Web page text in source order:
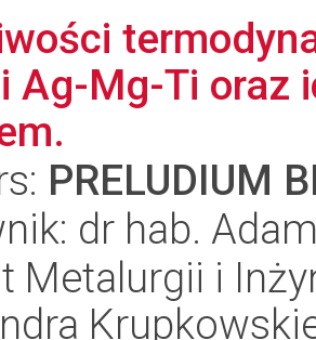
Ag-Mg-Ti oraz
PRELUDIUM
dr hab.
Metalurgii i